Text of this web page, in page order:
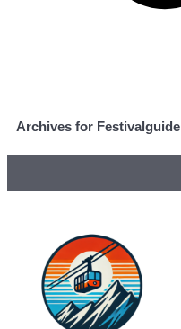
Archives for Festivalguide